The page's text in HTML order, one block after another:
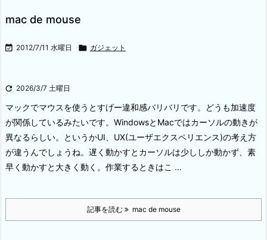
mac de mouse
 2012/7/11 水曜日  ガジェット
 2026/3/7 土曜日
マックでマウスを使うとすげー違和感バリバリです。どうも加速度
が関係しているみたいです。WindowsとMacではカーソルの動きが
異なるらしい。というかUI、UX(ユーザエクスペリエンス)の考え方
が違うんでしょうね。遅く動かすとカーソルは少ししか動かず、素
早く動かすと大きく動く。作業するときはこ ...
記事を読む mac de mouse